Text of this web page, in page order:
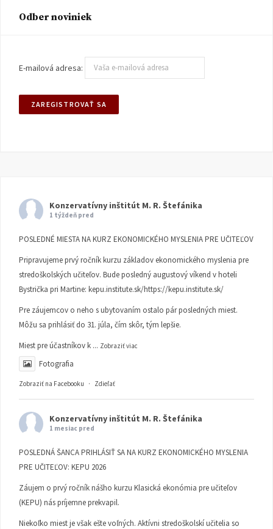
Odber noviniek
E-mailová adresa:
Konzervatívny inštitút M. R. Štefánika
1 týždeň pred
POSLEDNÉ MIESTA NA KURZ EKONOMICKÉHO MYSLENIA PRE UČITEĽOV
Pripravujeme prvý ročník kurzu základov ekonomického myslenia pre
stredoškolských učiteľov. Bude posledný augustový víkend v hoteli
Bystrička pri Martine: kepu.institute.sk/https://kepu.institute.sk/
Pre záujemcov o neho s ubytovaním ostalo pár posledných miest.
Môžu sa prihlásiť do 31. júla, čím skôr, tým lepšie.
Miest pre účastníkov k ... Zobraziť viac
Fotografia
Zobraziť na Facebooku · Zdieľať
Konzervatívny inštitút M. R. Štefánika
1 mesiac pred
POSLEDNÁ ŠANCA PRIHLÁSIŤ SA NA KURZ EKONOMICKÉHO MYSLENIA
PRE UČITEĽOV: KEPU 2026
Záujem o prvý ročník nášho kurzu Klasická ekonómia pre učiteľov
(KEPU) nás príjemne prekvapil.
Niekoľko miest je však ešte voľných. Aktívni stredoškolskí učitelia so